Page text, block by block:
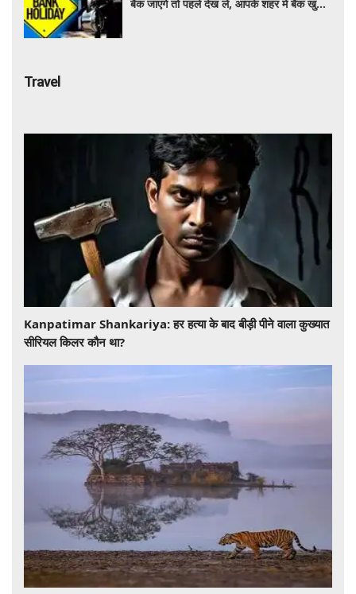
बैंक जाएंगे तो पहले देख लें, आपके शहर में बैंक खुले
Travel
​​​​​​​Kanpatimar Shankariya: हर हत्या के बाद बीड़ी पीने वाला कुख्यात
सीरियल किलर कौन था?